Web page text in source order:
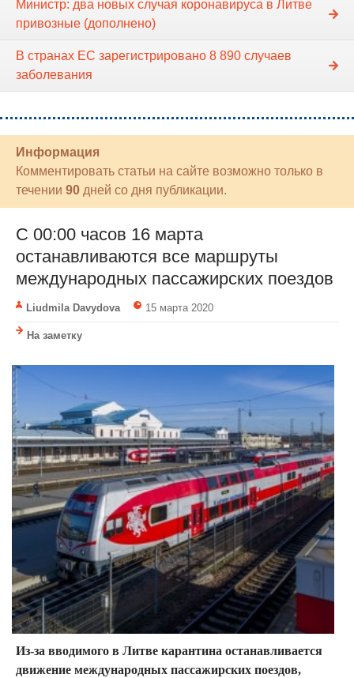
Министр: два новых случая коронавируса в Литве
привозные (дополнено)
В странах ЕС зарегистрировано 8 890 случаев
заболевания
Информация
Комментировать статьи на сайте возможно только в
течении 90 дней со дня публикации.
С 00:00 часов 16 марта
останавливаются все маршруты
международных пассажирских поездов
Liudmila Davydova 15 марта 2020
На заметку
Из-за вводимого в Литве карантина останавливается
движение международных пассажирских поездов,